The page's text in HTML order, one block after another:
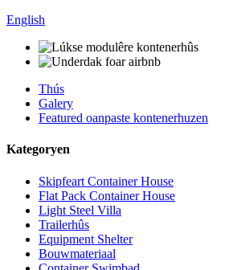
English
Thús
Galery
Featured oanpaste kontenerhuzen
Kategoryen
Skipfeart Container House
Flat Pack Container House
Light Steel Villa
Trailerhûs
Equipment Shelter
Bouwmateriaal